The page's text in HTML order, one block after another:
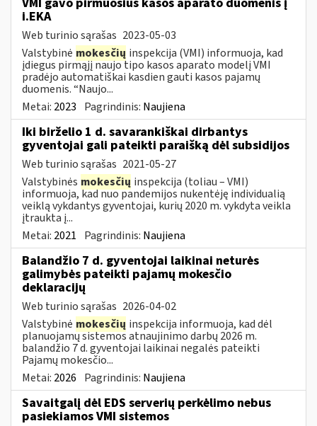
i.EKA
Web turinio sąrašas 2023-05-03
Valstybinė mokesčių inspekcija (VMI) informuoja, kad
įdiegus pirmąjį naujo tipo kasos aparato modelį VMI
pradėjo automatiškai kasdien gauti kasos pajamų
duomenis. “Naujo...
Metai: 2023 Pagrindinis: Naujiena
Iki birželio 1 d. savarankiškai dirbantys
gyventojai gali pateikti paraišką dėl subsidijos
Web turinio sąrašas 2021-05-27
Valstybinės mokesčių inspekcija (toliau – VMI)
informuoja, kad nuo pandemijos nukentėję individualią
veiklą vykdantys gyventojai, kurių 2020 m. vykdyta veikla
įtraukta į...
Metai: 2021 Pagrindinis: Naujiena
Balandžio 7 d. gyventojai laikinai neturės
galimybės pateikti pajamų mokesčio
deklaracijų
Web turinio sąrašas 2026-04-02
Valstybinė mokesčių inspekcija informuoja, kad dėl
planuojamų sistemos atnaujinimo darbų 2026 m.
balandžio 7 d. gyventojai laikinai negalės pateikti
Pajamų mokesčio...
Metai: 2026 Pagrindinis: Naujiena
Savaitgalį dėl EDS serverių perkėlimo nebus
pasiekiamos VMI sistemos